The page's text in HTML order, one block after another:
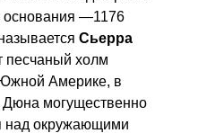
основания —1176
Сьерра
песчаный холм
Америке, в
Дюна могущественно
над окружающими